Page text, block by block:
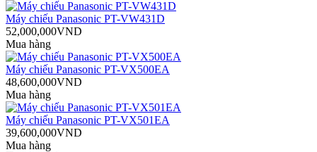
Máy chiếu Panasonic PT-VW431D
52,000,000VND
Mua hàng
Máy chiếu Panasonic PT-VX500EA
48,600,000VND
Mua hàng
Máy chiếu Panasonic PT-VX501EA
39,600,000VND
Mua hàng